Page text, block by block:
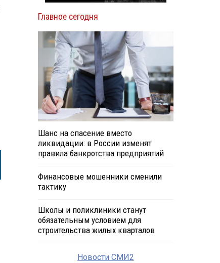
Главное сегодня
Шанс на спасение вместо
ликвидации: в России изменят
правила банкротства предприятий
Финансовые мошенники сменили
тактику
Школы и поликлиники станут
обязательным условием для
строительства жилых кварталов
Новости СМИ2